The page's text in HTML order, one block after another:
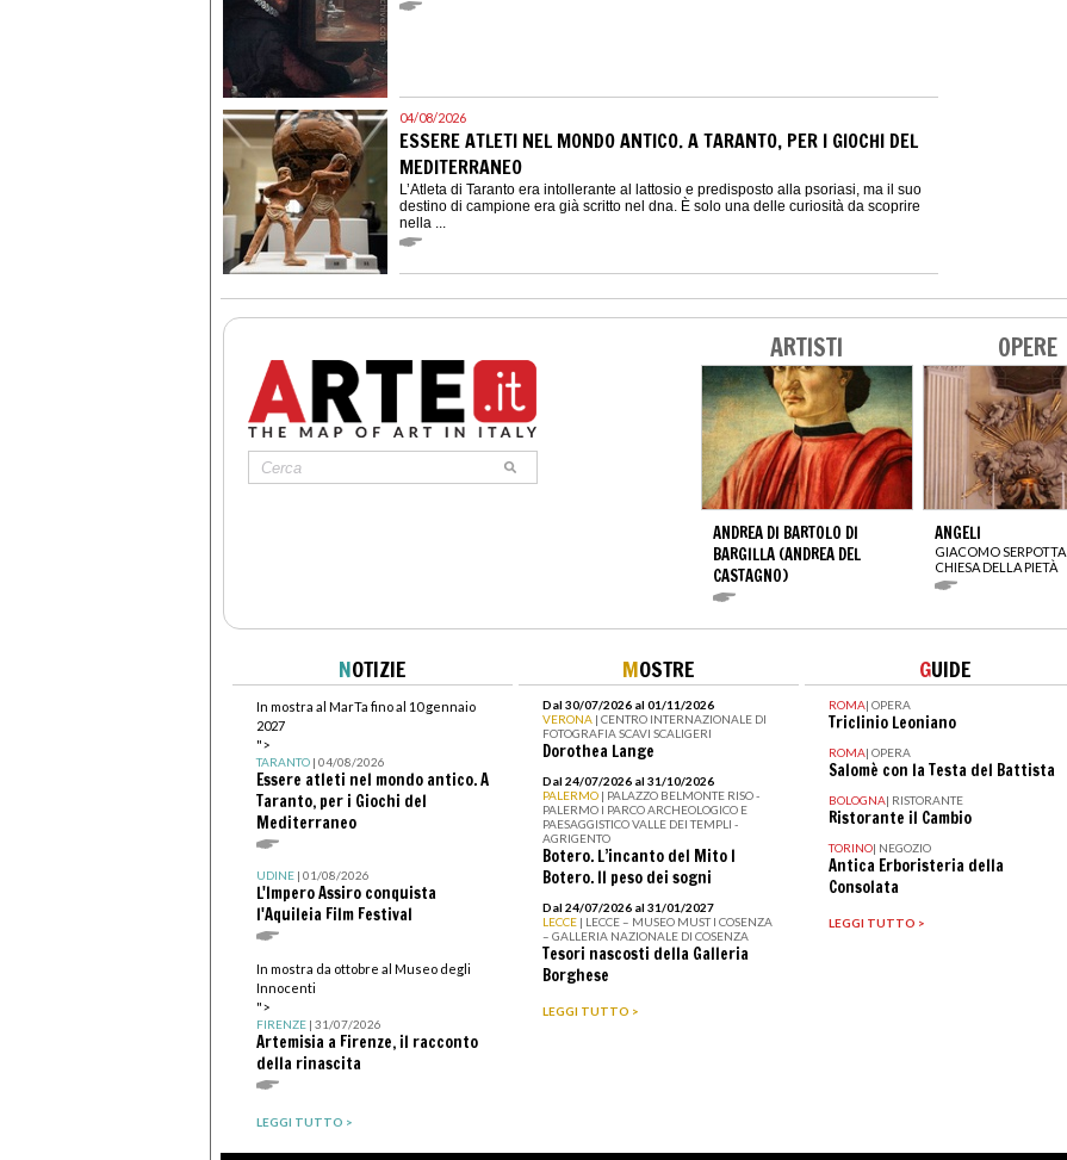
04/08/2026
ESSERE ATLETI NEL MONDO ANTICO. A TARANTO, PER I GIOCHI DEL
MEDITERRANEO
L’Atleta di Taranto era intollerante al lattosio e predisposto alla psoriasi, ma il suo
destino di campione era già scritto nel dna. È solo una delle curiosità da scoprire
nella ...
ARTISTI
ANDREA DI BARTOLO DI
BARGILLA (ANDREA DEL
CASTAGNO)
OPERE
ANGELI
GIACOMO SERPOTTA
CHIESA DELLA PIETÀ
NOTIZIE
In mostra al MarTa fino al 10 gennaio
2027
">
TARANTO| 04/08/2026
Essere atleti nel mondo antico. A
Taranto, per i Giochi del
Mediterraneo
UDINE| 01/08/2026
L'Impero Assiro conquista
l'Aquileia Film Festival
In mostra da ottobre al Museo degli
Innocenti
">
FIRENZE| 31/07/2026
Artemisia a Firenze, il racconto
della rinascita
LEGGI TUTTO >
MOSTRE
Dal 30/07/2026 al 01/11/2026
VERONA | CENTRO INTERNAZIONALE DI
FOTOGRAFIA SCAVI SCALIGERI
Dorothea Lange
Dal 24/07/2026 al 31/10/2026
PALERMO | PALAZZO BELMONTE RISO -
PALERMO I PARCO ARCHEOLOGICO E
PAESAGGISTICO VALLE DEI TEMPLI -
AGRIGENTO
Botero. L’incanto del Mito I
Botero. Il peso dei sogni
Dal 24/07/2026 al 31/01/2027
LECCE | LECCE – MUSEO MUST I COSENZA
– GALLERIA NAZIONALE DI COSENZA
Tesori nascosti della Galleria
Borghese
LEGGI TUTTO >
GUIDE
ROMA| OPERA
Triclinio Leoniano
ROMA| OPERA
Salomè con la Testa del Battista
BOLOGNA| RISTORANTE
Ristorante il Cambio
TORINO| NEGOZIO
Antica Erboristeria della
Consolata
LEGGI TUTTO >